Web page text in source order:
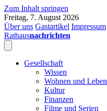
Zum Inhalt springen
Freitag, 7. August 2026
Über uns Gastartikel Impressum
Rathausnachrichten
Gesellschaft
Wissen
Wohnen und Leben
Kultur
Finanzen
Filme und Serien